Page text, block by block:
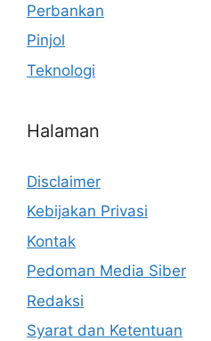
Perbankan
Pinjol
Teknologi
Halaman
Disclaimer
Kebijakan Privasi
Kontak
Pedoman Media Siber
Redaksi
Syarat dan Ketentuan